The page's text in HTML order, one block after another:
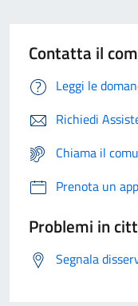
Contatta il
Leggi le
Richiedi
Chiama il
Prenota un
Problemi in
Segnala